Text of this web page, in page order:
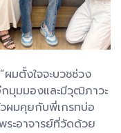
มตั้งใจจะบวชช่วง
มุมมองและมีวุฒิภาวะ
ผมคุยกับพี่เกรทบ่อ
ะอาจารย์ที่วัดด้วย